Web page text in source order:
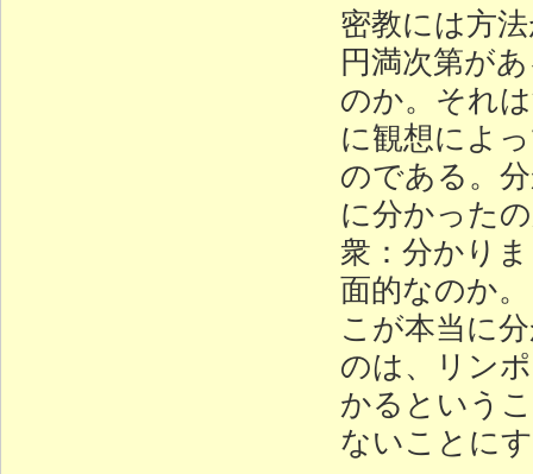
密教には方
円満次第が
のか。それ
に観想によ
のである。
に分かった
衆：分かり
面的なのか
こが本当に
のは、リン
かるという
ないことに